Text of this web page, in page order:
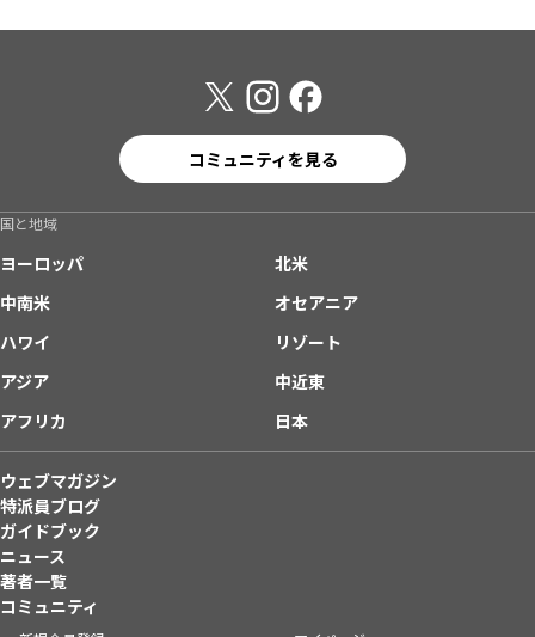
コミュニティを見る
国と地域
ヨーロッパ
北米
中南米
オセアニア
ハワイ
リゾート
アジア
中近東
アフリカ
日本
ウェブマガジン
特派員ブログ
ガイドブック
ニュース
著者一覧
コミュニティ